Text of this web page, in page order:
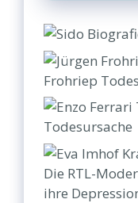
Frohriep
Todesursache
Die RTL-
ihre